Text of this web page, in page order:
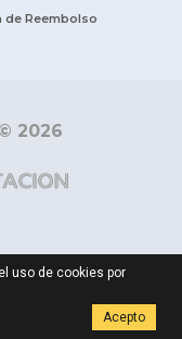
de Reembolso
2026
uso de cookies por
Acepto